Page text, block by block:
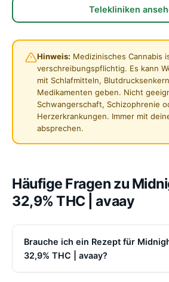
Telekliniken
Hinweis: Medizinisches Cannabis
verschreibungspflichtig. Es kann
mit Schlafmitteln,
Medikamenten geben. Nicht
Schwangerschaft, Schizophrenie
Herzerkrankungen. Immer mit
absprechen.
Häufige Fragen zu
32,9% THC | avaay
Brauche ich ein Rezept für
32,9% THC | avaay?